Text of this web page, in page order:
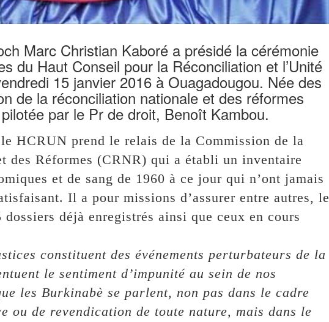
Marc Christian Kaboré a présidé la cérémonie
du Haut Conseil pour la Réconciliation et l’Unité
15 janvier 2016 à Ouagadougou. Née des
de la réconciliation nationale et des réformes
par le Pr de droit, Benoît Kambou.
HCRUN prend le relais de la Commission de la
des Réformes (CRNR) qui a établi un inventaire
et de sang de 1960 à ce jour qui n’ont jamais
Il a pour missions d’assurer entre autres, le
déjà enregistrés ainsi que ceux en cours
constituent des événements perturbateurs de la
le sentiment d’impunité au sein de nos
les Burkinabè se parlent, non pas dans le cadre
ou de revendication de toute nature, mais dans le